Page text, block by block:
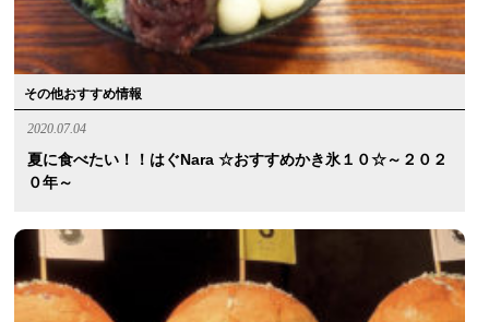
その他おすすめ情報
2020.07.04
夏に食べたい！！はぐnara ☆おすすめかき氷１０☆～２０２
０年～